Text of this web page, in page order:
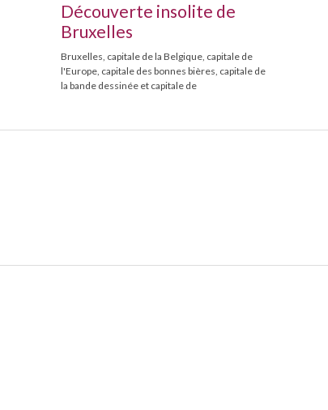
Découverte insolite de
Bruxelles
Bruxelles, capitale de la Belgique, capitale de
l'Europe, capitale des bonnes bières, capitale de
la bande dessinée et capitale de